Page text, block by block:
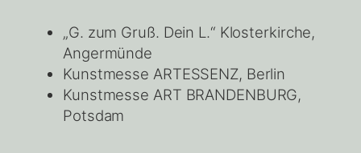
„G. zum Gruß. Dein L.“ Klosterkirche,
Angermünde
Kunstmesse ARTESSENZ, Berlin
Kunstmesse ART BRANDENBURG,
Potsdam